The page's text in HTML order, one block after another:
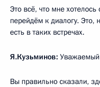
Это всё, что мне
перейдём к диалогу. Это,
есть в таких встречах.
Я.Кузьминов: Уважаемый
Вы правильно сказали,